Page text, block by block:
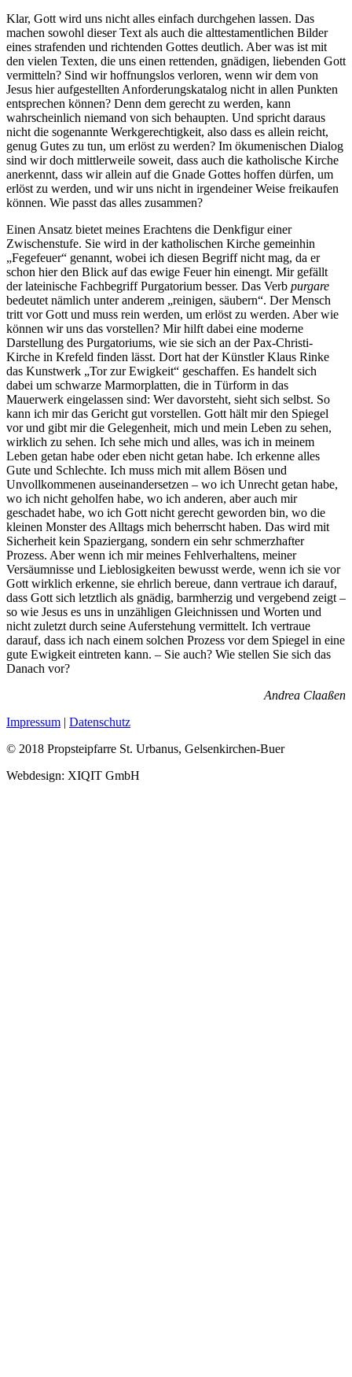
Klar, Gott wird uns nicht alles einfach durchgehen lassen. Das
machen sowohl dieser Text als auch die alttestamentlichen Bilder
eines strafenden und richtenden Gottes deutlich. Aber was ist mit
den vielen Texten, die uns einen rettenden, gnädigen, liebenden Gott
vermitteln? Sind wir hoffnungslos verloren, wenn wir dem von
Jesus hier aufgestellten Anforderungskatalog nicht in allen Punkten
entsprechen können? Denn dem gerecht zu werden, kann
wahrscheinlich niemand von sich behaupten. Und spricht daraus
nicht die sogenannte Werkgerechtigkeit, also dass es allein reicht,
genug Gutes zu tun, um erlöst zu werden? Im ökumenischen Dialog
sind wir doch mittlerweile soweit, dass auch die katholische Kirche
anerkennt, dass wir allein auf die Gnade Gottes hoffen dürfen, um
erlöst zu werden, und wir uns nicht in irgendeiner Weise freikaufen
können. Wie passt das alles zusammen?
Einen Ansatz bietet meines Erachtens die Denkfigur einer
Zwischenstufe. Sie wird in der katholischen Kirche gemeinhin
„Fegefeuer“ genannt, wobei ich diesen Begriff nicht mag, da er
schon hier den Blick auf das ewige Feuer hin einengt. Mir gefällt
der lateinische Fachbegriff Purgatorium besser. Das Verb purgare
bedeutet nämlich unter anderem „reinigen, säubern“. Der Mensch
tritt vor Gott und muss rein werden, um erlöst zu werden. Aber wie
können wir uns das vorstellen? Mir hilft dabei eine moderne
Darstellung des Purgatoriums, wie sie sich an der Pax-Christi-
Kirche in Krefeld finden lässt. Dort hat der Künstler Klaus Rinke
das Kunstwerk „Tor zur Ewigkeit“ geschaffen. Es handelt sich
dabei um schwarze Marmorplatten, die in Türform in das
Mauerwerk eingelassen sind: Wer davorsteht, sieht sich selbst. So
kann ich mir das Gericht gut vorstellen. Gott hält mir den Spiegel
vor und gibt mir die Gelegenheit, mich und mein Leben zu sehen,
wirklich zu sehen. Ich sehe mich und alles, was ich in meinem
Leben getan habe oder eben nicht getan habe. Ich erkenne alles
Gute und Schlechte. Ich muss mich mit allem Bösen und
Unvollkommenen auseinandersetzen – wo ich Unrecht getan habe,
wo ich nicht geholfen habe, wo ich anderen, aber auch mir
geschadet habe, wo ich Gott nicht gerecht geworden bin, wo die
kleinen Monster des Alltags mich beherrscht haben. Das wird mit
Sicherheit kein Spaziergang, sondern ein sehr schmerzhafter
Prozess. Aber wenn ich mir meines Fehlverhaltens, meiner
Versäumnisse und Lieblosigkeiten bewusst werde, wenn ich sie vor
Gott wirklich erkenne, sie ehrlich bereue, dann vertraue ich darauf,
dass Gott sich letztlich als gnädig, barmherzig und vergebend zeigt –
so wie Jesus es uns in unzähligen Gleichnissen und Worten und
nicht zuletzt durch seine Auferstehung vermittelt. Ich vertraue
darauf, dass ich nach einem solchen Prozess vor dem Spiegel in eine
gute Ewigkeit eintreten kann. – Sie auch? Wie stellen Sie sich das
Danach vor?
Andrea Claaßen
Impressum | Datenschutz
© 2018 Propsteipfarre St. Urbanus, Gelsenkirchen-Buer
Webdesign: XIQIT GmbH